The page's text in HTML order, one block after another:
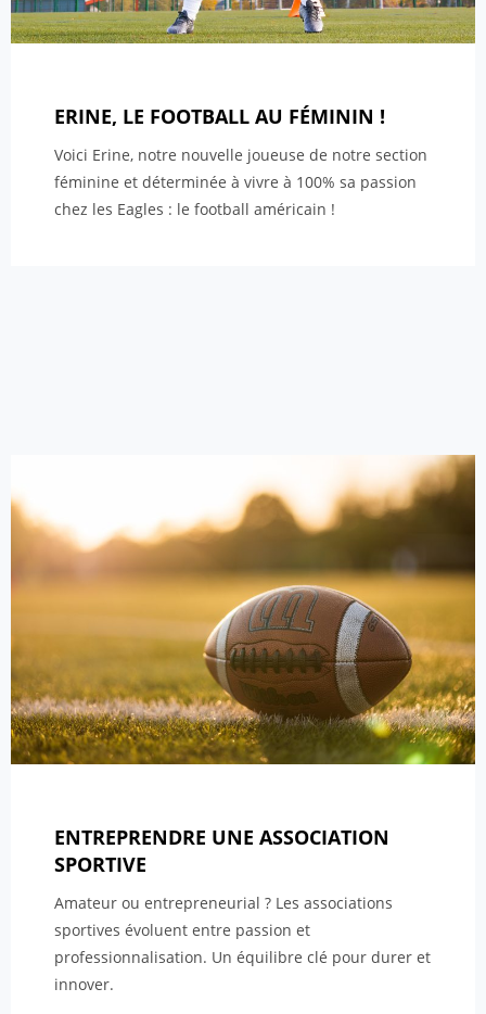
ERINE, LE FOOTBALL AU FÉMININ !
Voici Erine, notre nouvelle joueuse de notre section
féminine et déterminée à vivre à 100% sa passion
chez les Eagles : le football américain !
ENTREPRENDRE UNE ASSOCIATION
SPORTIVE
Amateur ou entrepreneurial ? Les associations
sportives évoluent entre passion et
professionnalisation. Un équilibre clé pour durer et
innover.